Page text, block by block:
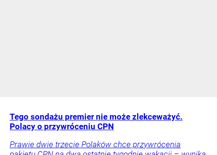
Tego sondażu premier nie może zlekceważyć.
Polacy o przywróceniu CPN
Prawie dwie trzecie Polaków chce przywrócenia